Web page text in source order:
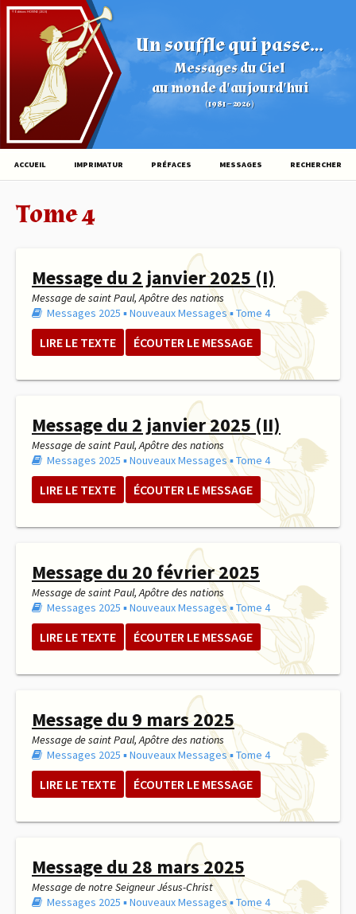
Un souffle qui passe...
Messages du Ciel
au monde d'aujourd'hui
(1981 – 2026)
© Éditions HOVINE (2026)
ACCUEIL IMPRIMATUR PRÉFACES MESSAGES RECHERCHER
Tome 4
Message du 2 janvier 2025 (I)
Message de saint Paul, Apôtre des nations
Messages 2025 ▪︎Nouveaux Messages▪︎Tome 4
LIRE LE TEXTE ÉCOUTER LE MESSAGE
Message du 2 janvier 2025 (II)
Message de saint Paul, Apôtre des nations
Messages 2025 ▪︎Nouveaux Messages▪︎Tome 4
LIRE LE TEXTE ÉCOUTER LE MESSAGE
Message du 20 février 2025
Message de saint Paul, Apôtre des nations
Messages 2025 ▪︎Nouveaux Messages▪︎Tome 4
LIRE LE TEXTE ÉCOUTER LE MESSAGE
Message du 9 mars 2025
Message de saint Paul, Apôtre des nations
Messages 2025 ▪︎Nouveaux Messages▪︎Tome 4
LIRE LE TEXTE ÉCOUTER LE MESSAGE
Message du 28 mars 2025
Message de notre Seigneur Jésus-Christ
Messages 2025 ▪︎Nouveaux Messages▪︎Tome 4